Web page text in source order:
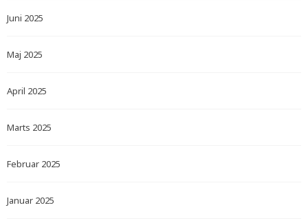
Juni 2025
Maj 2025
April 2025
Marts 2025
Februar 2025
Januar 2025